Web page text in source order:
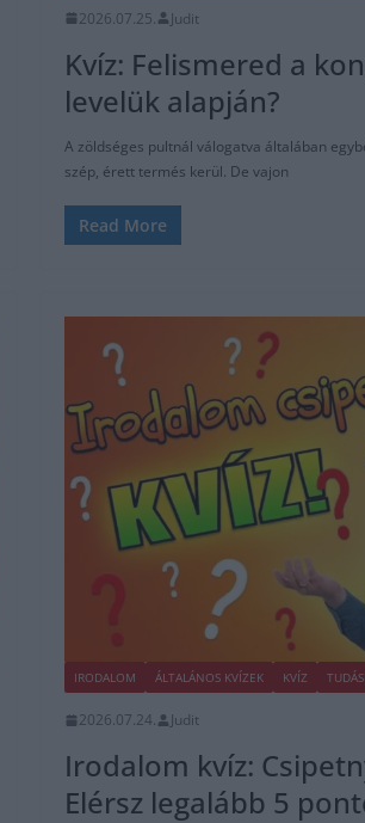
2026.07.25. Judit
Kvíz: Felismered a
levelük alapján?
A zöldséges pultnál válogatva általában
szép, érett termés kerül. De vajon
Read More
IRODALOM ÁLTALÁNOS KVÍZEK KVÍZ
2026.07.24. Judit
Irodalom kvíz:
Elérsz legalább 5